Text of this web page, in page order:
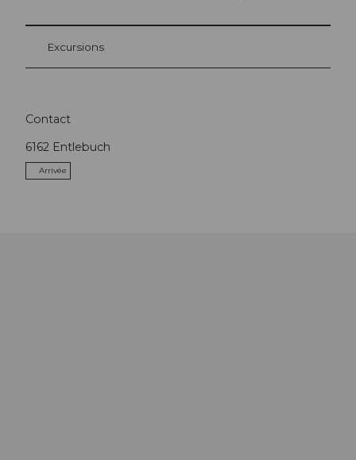
Excursions
Contact
6162 Entlebuch
Arrivée